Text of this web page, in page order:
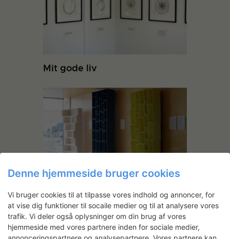
Mit gode liv
Udvikling af reolprototyper
Rikke Ravn Sørensen
Denne hjemmeside bruger cookies
Vi bruger cookies til at tilpasse vores indhold og annoncer, for
at vise dig funktioner til socaile medier og til at analysere vores
trafik. Vi deler også oplysninger om din brug af vores
hjemmeside med vores partnere inden for sociale medier,